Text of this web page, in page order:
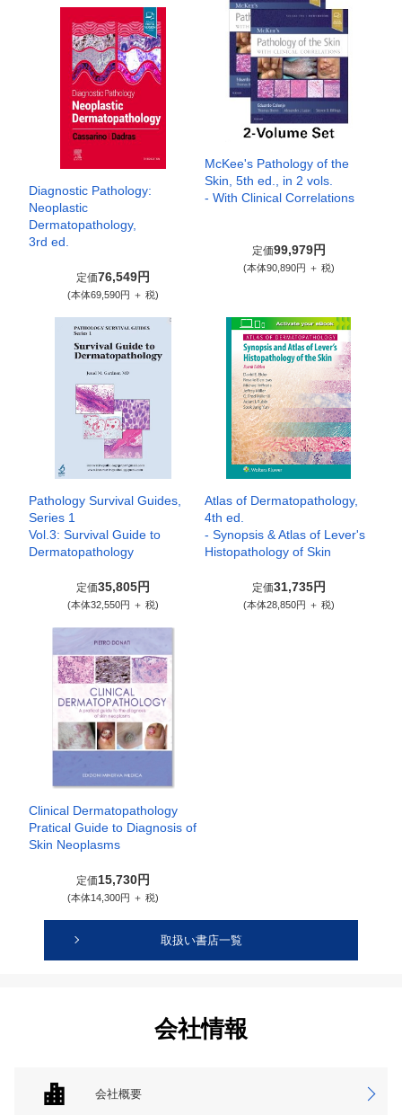
Diagnostic Pathology:
Neoplastic
Dermatopathology,
3rd ed.
定価76,549円
(本体69,590円 ＋ 税)
McKee's Pathology of the
Skin, 5th ed., in 2 vols.
- With Clinical Correlations
定価99,979円
(本体90,890円 ＋ 税)
Pathology Survival Guides,
Series 1
Vol.3: Survival Guide to
Dermatopathology
定価35,805円
(本体32,550円 ＋ 税)
Atlas of Dermatopathology,
4th ed.
- Synopsis & Atlas of Lever's
Histopathology of Skin
定価31,735円
(本体28,850円 ＋ 税)
Clinical Dermatopathology
Pratical Guide to Diagnosis of
Skin Neoplasms
定価15,730円
(本体14,300円 ＋ 税)
取扱い書店一覧
会社情報
会社概要